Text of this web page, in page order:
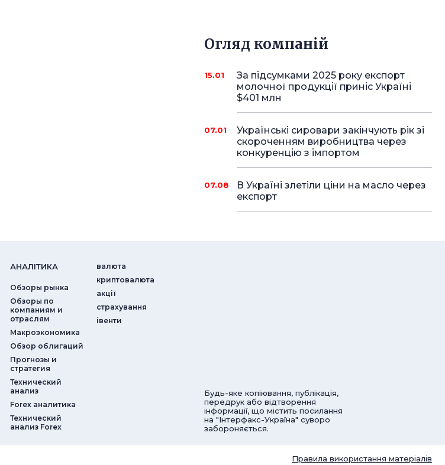
Огляд компаній
15.01
За підсумками 2025 року експорт
молочної продукції приніс Україні
$401 млн
07.01
Українські сировари закінчують рік зі
скороченням виробництва через
конкуренцію з імпортом
07.08
В Україні злетіли ціни на масло через
експорт
АНАЛIТИКА
Обзоры рынка
Обзоры по
компаниям и
отраслям
Макроэкономика
Обзор облигаций
Прогнозы и
стратегия
Технический
анализ
Forex аналитика
Технический
анализ Forex
валюта
криптовалюта
акції
страхування
iвенти
Будь-яке копіювання, публікація,
передрук або відтворення
інформації, що містить посилання
на "Інтерфакс-Україна" суворо
забороняється.
Правила використання матеріалів